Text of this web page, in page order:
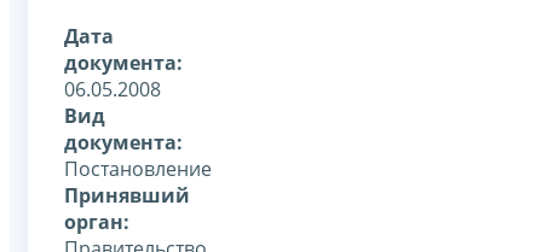
Дата
документа:
06.05.2008
Вид
документа:
Постановление
Принявший
орган: